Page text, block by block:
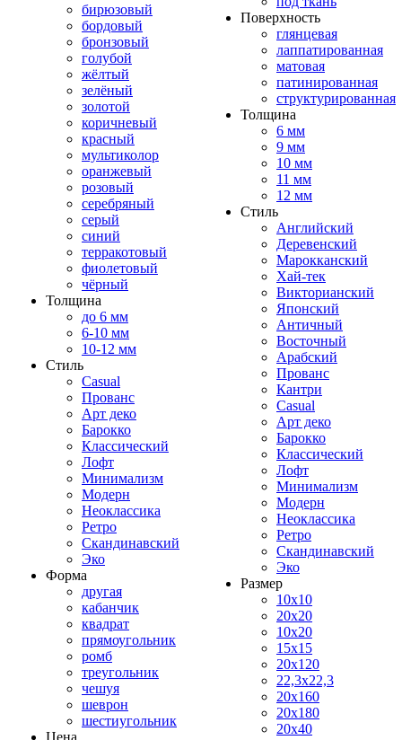
бирюзовый
бордовый
бронзовый
голубой
жёлтый
зелёный
золотой
коричневый
красный
мультиколор
оранжевый
розовый
серебряный
серый
синий
терракотовый
фиолетовый
чёрный
Толщина
до 6 мм
6-10 мм
10-12 мм
Стиль
Casual
Прованс
Арт деко
Барокко
Классический
Лофт
Минимализм
Модерн
Неоклассика
Ретро
Скандинавский
Эко
Форма
другая
кабанчик
квадрат
прямоугольник
ромб
треугольник
чешуя
шеврон
шестиугольник
Цена
Поверхность
глянцевая
лаппатированная
матовая
патинированная
структурированная
Толщина
6 мм
9 мм
10 мм
11 мм
12 мм
Стиль
Английский
Деревенский
Марокканский
Хай-тек
Викторианский
Японский
Античный
Восточный
Арабский
Прованс
Кантри
Casual
Арт деко
Барокко
Классический
Лофт
Минимализм
Модерн
Неоклассика
Ретро
Скандинавский
Эко
Размер
10x10
20x20
10x20
15x15
20x120
22,3x22,3
20x160
20x180
20x40